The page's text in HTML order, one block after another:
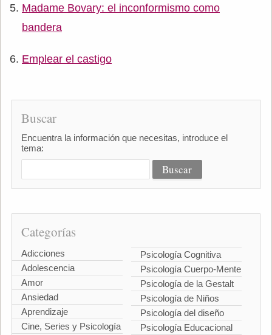
Madame Bovary: el inconformismo como
bandera
Emplear el castigo
Buscar
Encuentra la información que necesitas, introduce el
tema:
Categorías
Adicciones
Adolescencia
Amor
Ansiedad
Aprendizaje
Cine, Series y Psicología
Psicología Cognitiva
Psicología Cuerpo-Mente
Psicología de la Gestalt
Psicología de Niños
Psicología del diseño
Psicología Educacional